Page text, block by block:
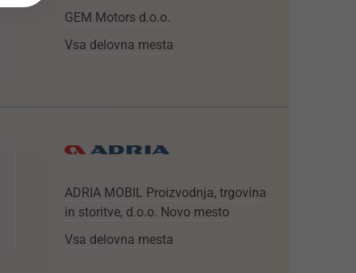
GEM Motors d.o.o.
Vsa delovna mesta
ADRIA MOBIL Proizvodnja, trgovina
in storitve, d.o.o. Novo mesto
Vsa delovna mesta